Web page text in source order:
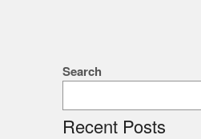
Search
Recent Posts